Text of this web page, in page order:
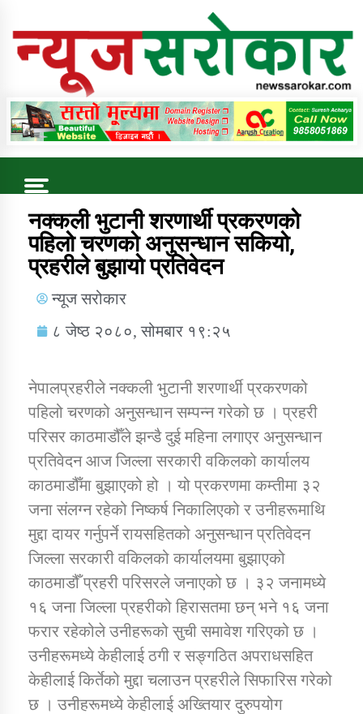
Online News Portal
Trending Now
कुषि बिकास कार्यालय जुम्ला सुचना सन्देश
डिभिजन कार्यालय जुम्लाको सुचना सन्देश
कर्णाली प्रविधि शिक्षालय जुम्लाको सुचना
सामाजिक बिकास कार्यालय जुम्लाकाे सुचना
नक्कली भुटानी शरणार्थी प्रकरणको
पहिलो चरणको अनुसन्धान सकियो,
प्रहरीले बुझायो प्रतिवेदन
न्यूज सरोकार
८ जेष्ठ २०८०, सोमबार १९:२५
नेपालप्रहरीले नक्कली भुटानी शरणार्थी प्रकरणको
पहिलो चरणको अनुसन्धान सम्पन्न गरेको छ । प्रहरी
परिसर काठमाडौँले झन्डै दुई महिना लगाएर अनुसन्धान
प्रतिवेदन आज जिल्ला सरकारी वकिलको कार्यालय
काठमाडौँमा बुझाएको हो । यो प्रकरणमा कम्तीमा ३२
जना संलग्न रहेको निष्कर्ष निकालिएको र उनीहरूमाथि
मुद्दा दायर गर्नुपर्ने रायसहितको अनुसन्धान प्रतिवेदन
जिल्ला सरकारी वकिलको कार्यालयमा बुझाएको
काठमाडौँ प्रहरी परिसरले जनाएको छ । ३२ जनामध्ये
१६ जना जिल्ला प्रहरीको हिरासतमा छन् भने १६ जना
फरार रहेकोले उनीहरूको सुची समावेश गरिएको छ ।
उनीहरूमध्ये केहीलाई ठगी र सङ्गठित अपराधसहित
केहीलाई किर्तेको मुद्दा चलाउन प्रहरीले सिफारिस गरेको
छ । उनीहरूमध्ये केहीलाई अख्तियार दुरुपयोग